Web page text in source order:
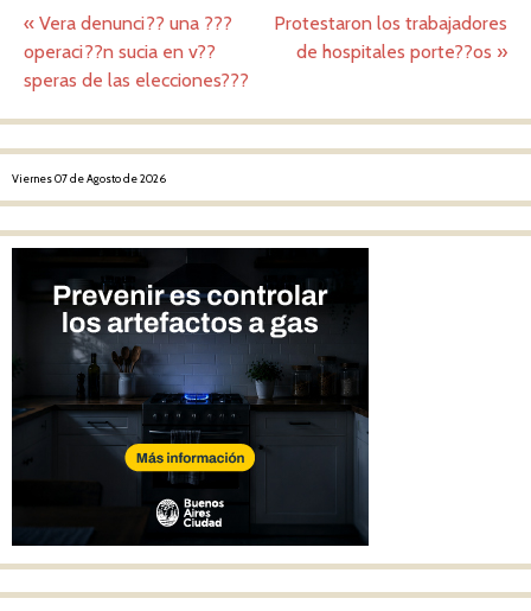
Post navigation
« Vera denunci?? una ???
operaci??n sucia en v??
speras de las elecciones???
Protestaron los trabajadores
de hospitales porte??os »
Viernes 07 de Agosto de 2026